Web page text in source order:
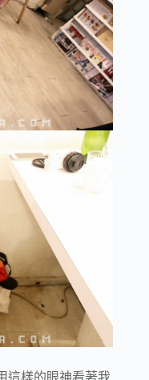
這樣的眼神看著我